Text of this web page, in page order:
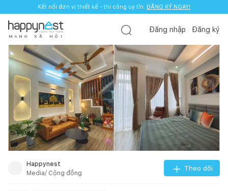
Kết nối đơn vị thiết kế - thi công uy tín. ĐĂNG KÝ NGAY!
M Ạ N G X Ã H Ộ I
Đăng nhập Đăng ký
Happynest
Media/ Cộng đồng
Theo dõi